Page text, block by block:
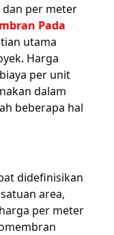
dan per meter
Pada
utama
Harga
per unit
dalam
beberapa hal
didefinisikan
area,
per meter